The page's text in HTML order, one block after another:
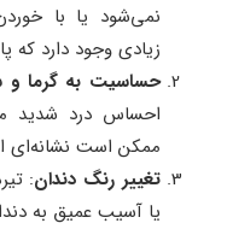
نمی‌شود یا با
زیادی وجود دارد که
حساسیت به گرما و
احساس درد شدید
ممکن است نشانه‌ای
تغییر رنگ دندان:
یا آسیب عمیق به